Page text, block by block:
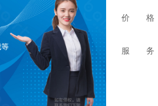
价 格
服 务